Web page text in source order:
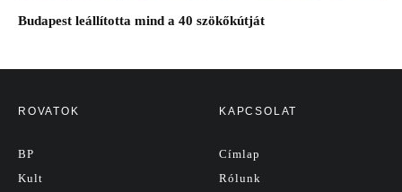
Budapest leállította mind a 40 szökőkútját
ROVATOK
BP
Kult
KAPCSOLAT
Címlap
Rólunk